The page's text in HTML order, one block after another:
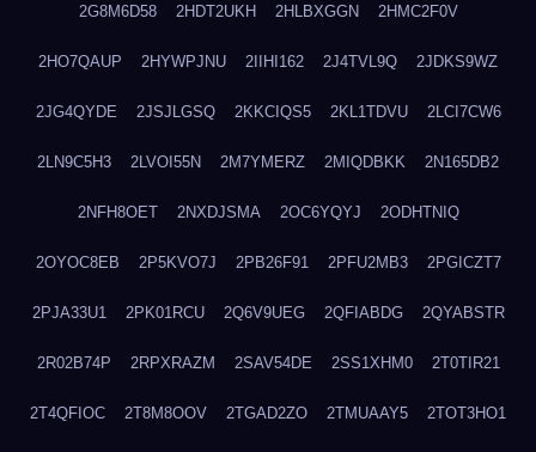
2G8M6D58 2HDT2UKH 2HLBXGGN 2HMC2F0V
2HO7QAUP 2HYWPJNU 2IIHI162 2J4TVL9Q 2JDKS9WZ
2JG4QYDE 2JSJLGSQ 2KKCIQS5 2KL1TDVU 2LCI7CW6
2LN9C5H3 2LVOI55N 2M7YMERZ 2MIQDBKK 2N165DB2
2NFH8OET 2NXDJSMA 2OC6YQYJ 2ODHTNIQ
2OYOC8EB 2P5KVO7J 2PB26F91 2PFU2MB3 2PGICZT7
2PJA33U1 2PK01RCU 2Q6V9UEG 2QFIABDG 2QYABSTR
2R02B74P 2RPXRAZM 2SAV54DE 2SS1XHM0 2T0TIR21
2T4QFIOC 2T8M8OOV 2TGAD2ZO 2TMUAAY5 2TOT3HO1